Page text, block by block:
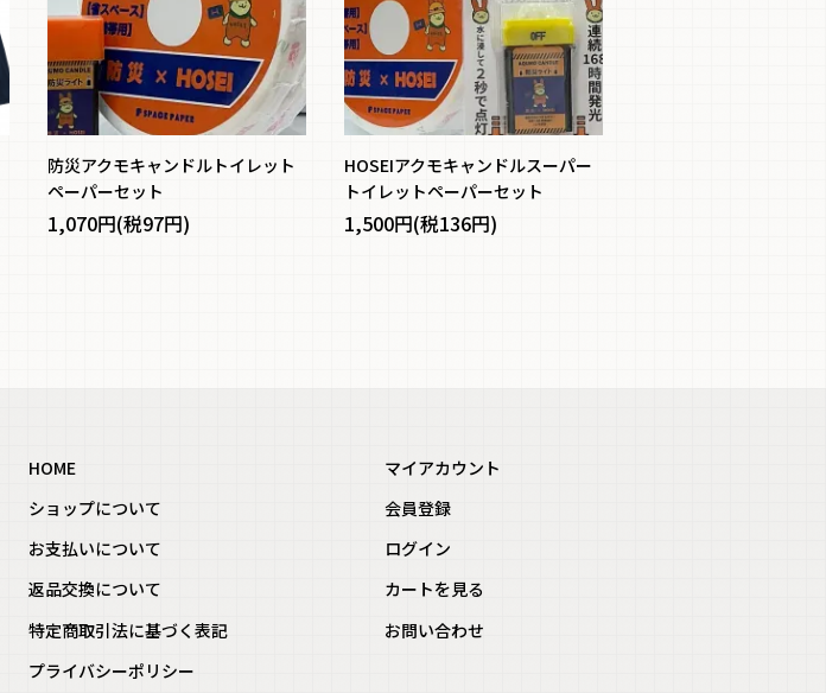
防災アクモキャンドルトイレット
ペーパーセット
1,070円(税97円)
HOSEIアクモキャンドルスーパー
トイレットペーパーセット
1,500円(税136円)
HOME
ショップについて
お支払いについて
返品交換について
特定商取引法に基づく表記
プライバシーポリシー
マイアカウント
会員登録
ログイン
カートを見る
お問い合わせ